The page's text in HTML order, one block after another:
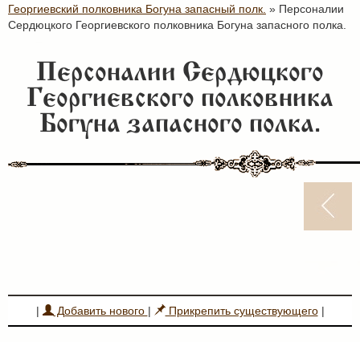
Георгиевский полковника Богуна запасный полк. » Персоналии
Сердюцкого Георгиевского полковника Богуна запасного полка.
Персоналии Сердюцкого
Георгиевского полковника
Богуна запасного полка.
| Добавить нового | Прикрепить существующего|